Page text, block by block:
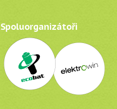
Spoluorganizátoři